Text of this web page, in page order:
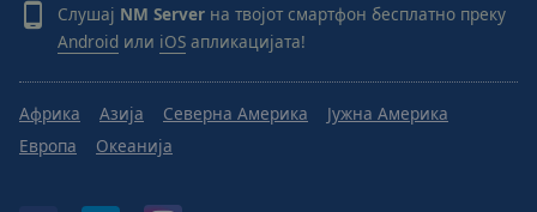
Слушај NM Server на твојот смартфон бесплатно преку
Android или iOS апликацијата!
Африка Азија Северна Америка
Јужна Америка
Европа
Океанија